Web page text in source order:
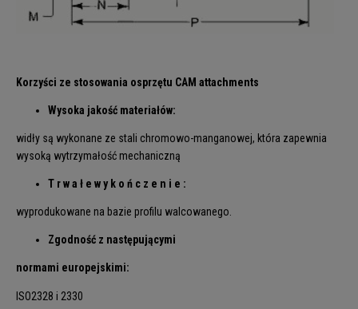
Korzyści ze stosowania osprzętu CAM attachments
Wysoka jakość materiałów:
widły są wykonane ze stali chromowo-manganowej, która zapewnia
wysoką wytrzymałość mechaniczną
T r w a ł e w y k o ń c z e n i e :
wyprodukowane na bazie profilu walcowanego.
Zgodność z następującymi
normami europejskimi:
ISO2328 i 2330